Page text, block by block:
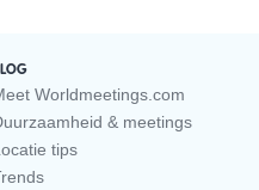
Worldmeetings.com
& meetings
tips